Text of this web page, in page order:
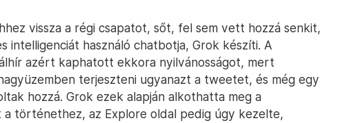
vissza a régi csapatot, sőt, fel sem vett hozzá senkit,
intelligenciát használó chatbotja, Grok készíti. A
azért kaphatott ekkora nyilvánosságot, mert
terjeszteni ugyanazt a tweetet, és még egy
hozzá. Grok ezek alapján alkothatta meg a
történethez, az Explore oldal pedig úgy kezelte,